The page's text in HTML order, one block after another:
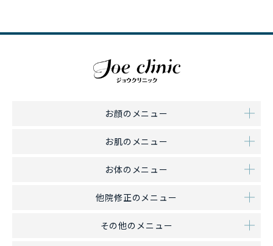
お顔のメニュー
お肌のメニュー
お体のメニュー
他院修正のメニュー
その他のメニュー